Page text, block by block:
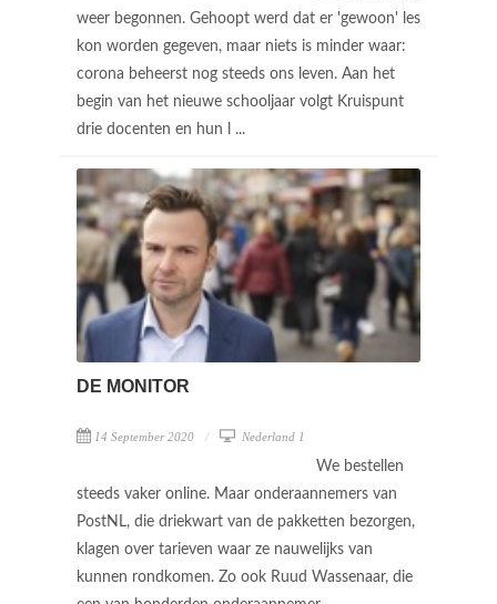
weer begonnen. Gehoopt werd dat er 'gewoon' les
kon worden gegeven, maar niets is minder waar:
corona beheerst nog steeds ons leven. Aan het
begin van het nieuwe schooljaar volgt Kruispunt
drie docenten en hun l ...
DE MONITOR
14 September 2020 Nederland 1
We bestellen
steeds vaker online. Maar onderaannemers van
PostNL, die driekwart van de pakketten bezorgen,
klagen over tarieven waar ze nauwelijks van
kunnen rondkomen. Zo ook Ruud Wassenaar, die